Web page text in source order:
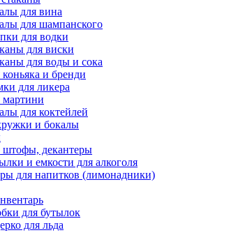
для вина
для шампанского
для водки
для виски
для воды и сока
и бренди
для ликера
мартини
для коктейлей
и бокалы
декантеры
и емкости для алкоголя
для напитков (лимонадники)
для бутылок
для льда